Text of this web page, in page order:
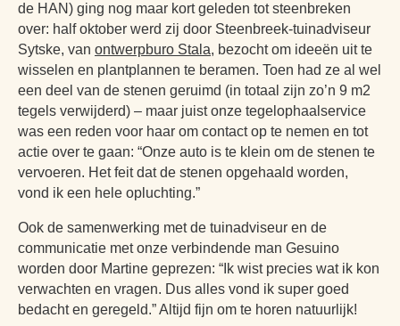
GROEPSBEZOEK
SCHOOLBEZOEK
EXPOSITIES
HORECA
MUSEUMWINKEL
NU TE KOOP IN DE WINKEL
NIJMEEGSE VOGELMONUMENTJES
ZAALVERHUUR
HUISREGELS
ANBI
COMITÉ VAN AANBEVELING
BESTUUR
JAARVERSLAG
ORGANOGRAM
VRIJWILLIGERS
VACATURES
WORD VRIEND
GEEF EEN VRIENDSCHAP CADEAU!
SCHENKEN & NALATEN
COLLECTIE
OVER DE COLLECTIE
DOOD DIER GEVONDEN?
PUBLICATIES
ARCHITECTUUR
NIEUWSBRIEF
2000 JAAR GESCHIEDENIS AAN DE WAAL
NATUUR- & MILIEUORGANISATIES
NATUUR- & MILIEUORGANISATIES
NME NIEUWS & INSPIRATIE
SCHOLEN
de HAN) ging nog maar kort geleden tot steenbreken
over: half oktober werd zij door Steenbreek-tuinadviseur
Sytske, van ontwerpburo Stala, bezocht om ideeën uit te
wisselen en plantplannen te beramen. Toen had ze al wel
een deel van de stenen geruimd (in totaal zijn zo’n 9 m2
tegels verwijderd) – maar juist onze tegelophaalservice
was een reden voor haar om contact op te nemen en tot
actie over te gaan: “Onze auto is te klein om de stenen te
vervoeren. Het feit dat de stenen opgehaald worden,
vond ik een hele opluchting.”
Ook de samenwerking met de tuinadviseur en de
communicatie met onze verbindende man Gesuino
worden door Martine geprezen: “Ik wist precies wat ik kon
verwachten en vragen. Dus alles vond ik super goed
bedacht en geregeld.” Altijd fijn om te horen natuurlijk!